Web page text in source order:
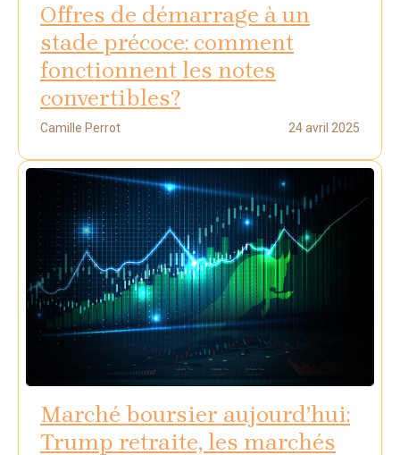
Offres de démarrage à un
stade précoce: comment
fonctionnent les notes
convertibles?
Camille Perrot 24 avril 2025
Marché boursier aujourd’hui:
Trump retraite, les marchés